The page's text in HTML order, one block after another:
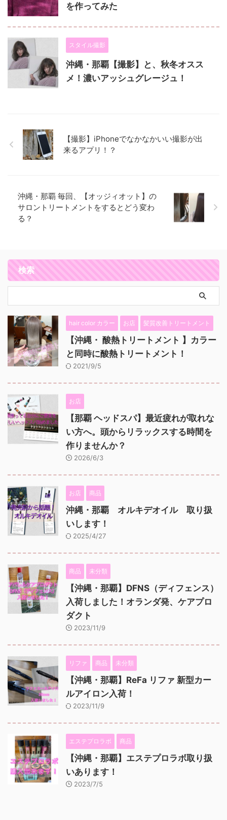
を作ってみた
スタイル撮影
沖縄・那覇【撮影】と、秋冬オスス
メ！濃いアッシュグレージュ！
【撮影】iPhoneでなかなかいい撮影が出
来るアプリ！？
沖縄・那覇 毎回、【オッジィオット】の
サロントリートメントをするとどう変わ
る？
検索
hair color カラー お店 髪質改善トリートメント
【沖縄・ 酸熱トリートメント 】カラー
と同時に酸熱トリートメント！
2021/9/5
お店
【那覇 ヘッドスパ】最近疲れが取れな
い方へ。頭からリラックスする時間を
作りませんか？
2026/6/3
お店 商品
沖縄・那覇 オルキデオイル 取り扱
いします！
2025/4/27
商品 未分類
【沖縄・那覇】DFNS（ディフェンス）
入荷しました！オランダ発、ケアプロ
ダクト
2023/11/9
リファ 商品 未分類
【沖縄・那覇】ReFa リファ 新型カー
ルアイロン入荷！
2023/11/9
エステプロラボ 商品
【沖縄・那覇】エステプロラボ取り扱
いあります！
2023/7/5